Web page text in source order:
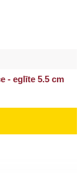
- eglīte 5.5 cm